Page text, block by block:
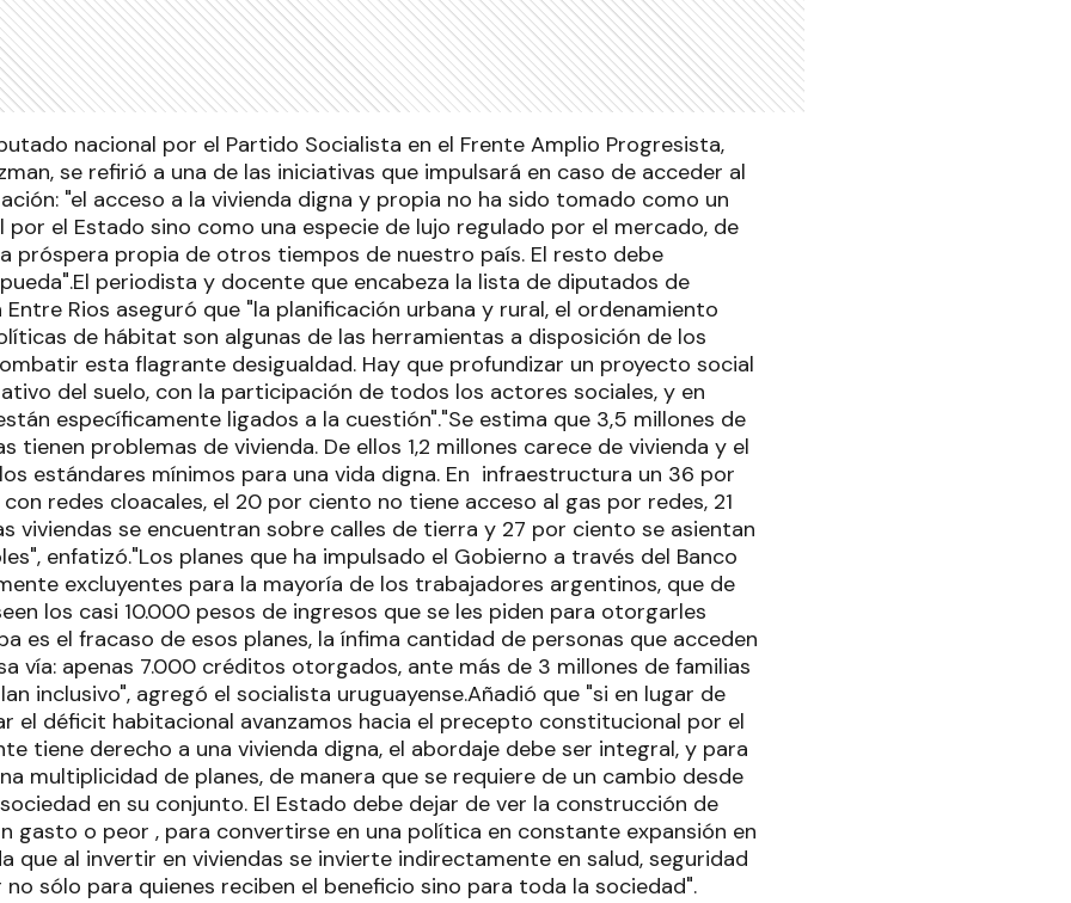
nacional por el Partido Socialista en el Frente Amplio Progresista,
se refirió a una de las iniciativas que impulsará en caso de acceder al
"el acceso a la vivienda digna y propia no ha sido tomado como un
por el Estado sino como una especie de lujo regulado por el mercado, de
próspera propia de otros tiempos de nuestro país. El resto debe
periodista y docente que encabeza la lista de diputados de
Entre Rios aseguró que "la planificación urbana y rural, el ordenamiento
de hábitat son algunas de las herramientas a disposición de los
esta flagrante desigualdad. Hay que profundizar un proyecto social
del suelo, con la participación de todos los actores sociales, y en
específicamente ligados a la cuestión"."Se estima que 3,5 millones de
tienen problemas de vivienda. De ellos 1,2 millones carece de vivienda y el
estándares mínimos para una vida digna. En infraestructura un 36 por
redes cloacales, el 20 por ciento no tiene acceso al gas por redes, 21
viviendas se encuentran sobre calles de tierra y 27 por ciento se asientan
enfatizó."Los planes que ha impulsado el Gobierno a través del Banco
excluyentes para la mayoría de los trabajadores argentinos, que de
los casi 10.000 pesos de ingresos que se les piden para otorgarles
es el fracaso de esos planes, la ínfima cantidad de personas que acceden
vía: apenas 7.000 créditos otorgados, ante más de 3 millones de familias
inclusivo", agregó el socialista uruguayense.Añadió que "si en lugar de
el déficit habitacional avanzamos hacia el precepto constitucional por el
tiene derecho a una vivienda digna, el abordaje debe ser integral, y para
multiplicidad de planes, de manera que se requiere de un cambio desde
en su conjunto. El Estado debe dejar de ver la construcción de
gasto o peor , para convertirse en una política en constante expansión en
que al invertir en viviendas se invierte indirectamente en salud, seguridad
sólo para quienes reciben el beneficio sino para toda la sociedad".